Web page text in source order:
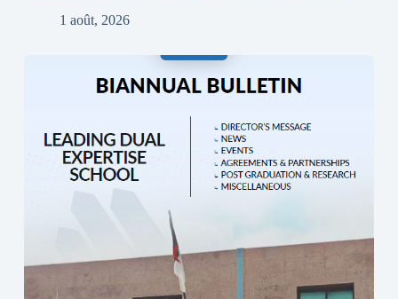
1 août, 2026